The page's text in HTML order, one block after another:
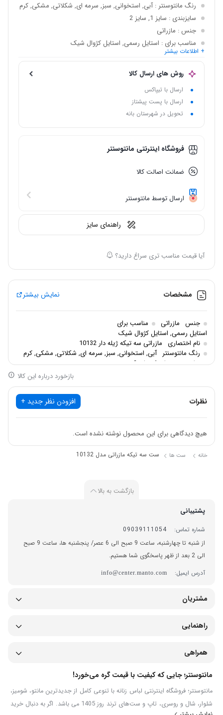
رنگ مانتوسنتر : آبی, استخوانی, سبز, سرمه ای, شکلاتی, مشکی, کرم
سایزبندی : سایز 1, سایز 2
جنس : مازراتی
مناسب برای : استایل رسمی, استایل کژوال شیک
نام اختصاری
+ اطلاعات بیشتر
روش های ارسال کالا
ارسال با تیپاکس
ارسال با پست پیشتاز
تحویل در شهرستان بانه
فروشگاه اینترنتی مانتوسنتر
ضمانت اصالت کالا
ارسال توسط مانتوسنتر
راهنمای سایز
آیا قیمت مناسب تری سراغ دارید؟
مشخصات نمایش بیشتر
جنس مازراتی
مناسب برای
استایل رسمی, استایل کژوال شیک
نام اختصاری
مازراتی سه تیکه ژیله دار 10132
رنگ مانتوسنتر آبی, استخوانی, سبز, سرمه ای, شکلاتی, مشکی, کرم
سایزبندی سایز 1, سایز 2
بازخورد درباره این کالا
نظرات افزودن نظر جدید +
هیچ دیدگاهی برای این محصول نوشته نشده است.
خانه ست ها ست سه تیکه مازراتی مدل 10132
بازگشت به بالا
پشتیبانی
شماره تماس:
09039111054
از شنبه تا چهارشنبه، ساعت 9 صبح الی 6 عصر/ پنجشنبه ها، ساعت 9 صبح
الی 2 بعد از ظهر پاسخگوی شما هستیم.
آدرس ایمیل:
info@center.manto.com
مشتریان
راهنمایی
همراهی
مانتوسنتر؛ جایی که کیفیت با قیمت گره می‌خورد!
مانتوسنتر؛ فروشگاه اینترنتی لباس زنانه با تنوعی کامل از جدیدترین مانتو، شومیز،
شلوار، شال و روسری، تاپ و ست‌های ترند روز 1405 می باشد. اگر به دنبال خرید